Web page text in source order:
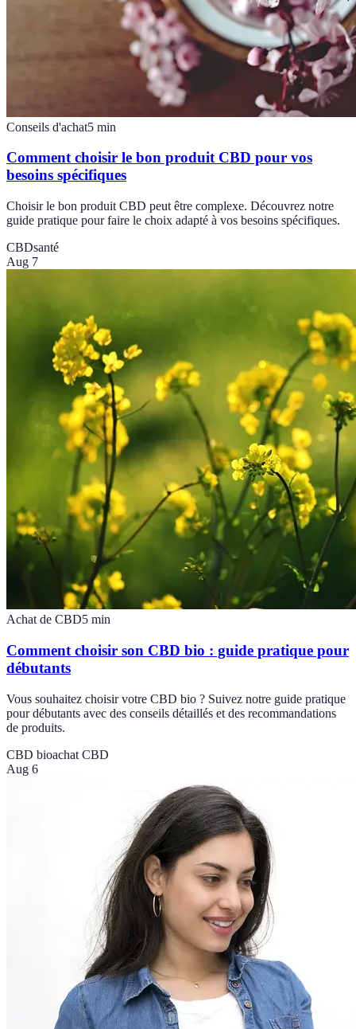
Conseils d'achat5 min
Comment choisir le bon produit CBD pour vos
besoins spécifiques
Choisir le bon produit CBD peut être complexe. Découvrez notre
guide pratique pour faire le choix adapté à vos besoins spécifiques.
CBDsanté
Aug 7
Achat de CBD5 min
Comment choisir son CBD bio : guide pratique pour
débutants
Vous souhaitez choisir votre CBD bio ? Suivez notre guide pratique
pour débutants avec des conseils détaillés et des recommandations
de produits.
CBD bioachat CBD
Aug 6